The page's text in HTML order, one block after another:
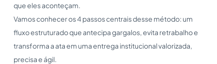
que eles aconteçam.
Vamos conhecer os 4 passos centrais desse método: um
fluxo estruturado que antecipa gargalos, evita retrabalho e
transforma a ata em uma entrega institucional valorizada,
precisa e ágil.